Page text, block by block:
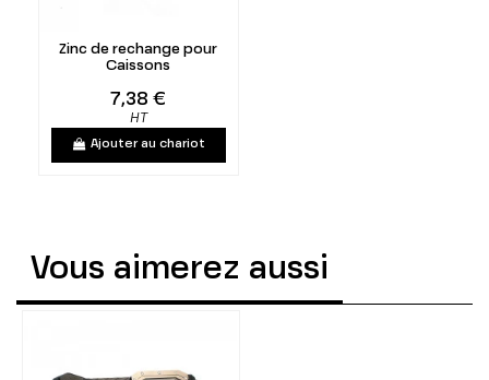
Zinc de rechange pour
Caissons
7,38 €
HT
Ajouter au chariot
Vous aimerez aussi